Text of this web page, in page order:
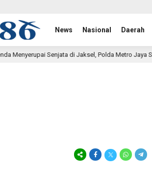
News Nasional Daerah
Polda Metro Jaya Sita dan Dalami 1 Senjata Api